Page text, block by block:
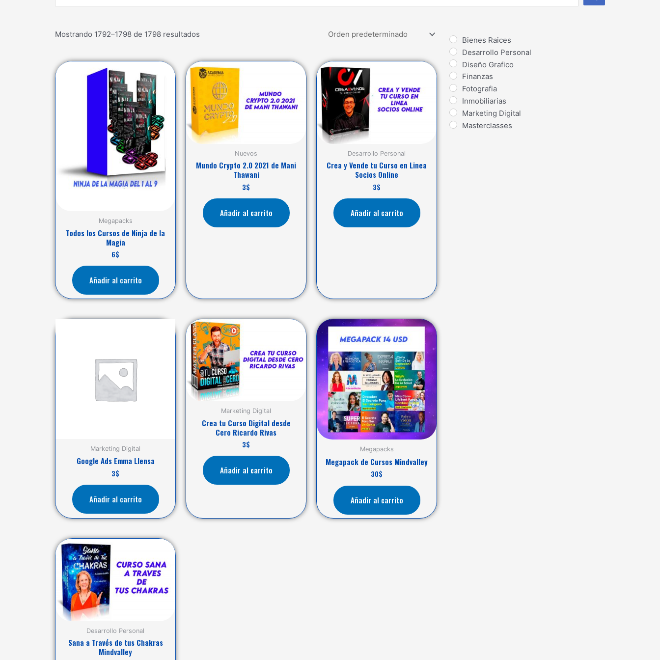
...
Mostrando 1792–1798 de 1798 resultados
Megapacks
Todos los Cursos de Ninja de la
Magia
6$
Añadir al carrito
Nuevos
Mundo Crypto 2.0 2021 de Mani
Thawani
3$
Añadir al carrito
Desarrollo Personal
Crea y Vende tu Curso en Linea
Socios Online
3$
Añadir al carrito
Marketing Digital
Google Ads Emma Llensa
3$
Añadir al carrito
Marketing Digital
Crea tu Curso Digital desde
Cero Ricardo Rivas
3$
Añadir al carrito
Megapacks
Megapack de Cursos Mindvalley
30$
Añadir al carrito
Desarrollo Personal
Sana a Través de tus Chakras
Mindvalley
Bienes Raices
Desarrollo Personal
Diseño Grafico
Finanzas
Fotografia
Inmobiliarias
Marketing Digital
Masterclasses